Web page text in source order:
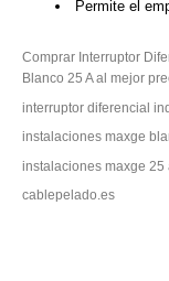
Permite el
Comprar Interruptor
Blanco 25 A al mejor
interruptor diferencial
instalaciones maxge
instalaciones maxge 25
cablepelado.es